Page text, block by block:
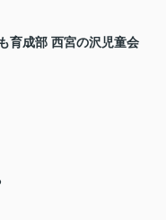
育成部 西宮の沢児童会